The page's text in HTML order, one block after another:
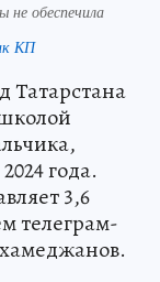
не обеспечила
КП
года.
3,6
телеграм-